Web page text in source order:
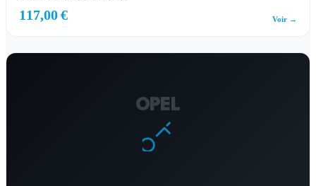
117,00 € Voir →
OPEL